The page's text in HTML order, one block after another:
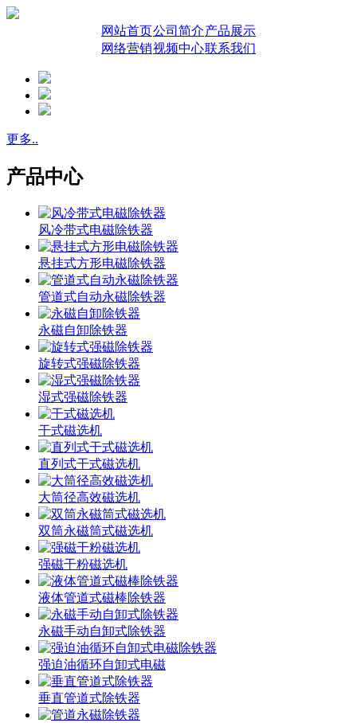
网站首页公司简介产品展示
网络营销视频中心联系我们
更多..
产品中心
风冷带式电磁除铁器
悬挂式方形电磁除铁器
管道式自动永磁除铁器
永磁自卸除铁器
旋转式强磁除铁器
湿式强磁除铁器
干式磁选机
直列式干式磁选机
大筒径高效磁选机
双筒永磁筒式磁选机
强磁干粉磁选机
液体管道式磁棒除铁器
永磁手动自卸式除铁器
强迫油循环自卸式电磁
垂直管道式除铁器